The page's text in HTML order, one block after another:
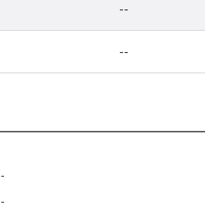
--
--
-
-